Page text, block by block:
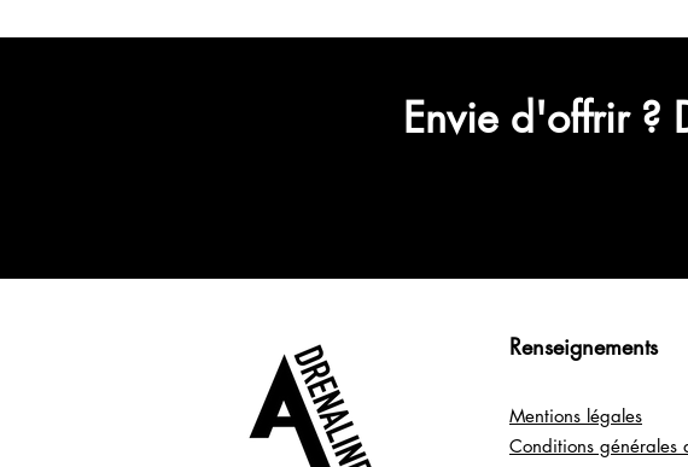
Envie d'offrir ?
Renseignements
Mentions légales
Conditions générales